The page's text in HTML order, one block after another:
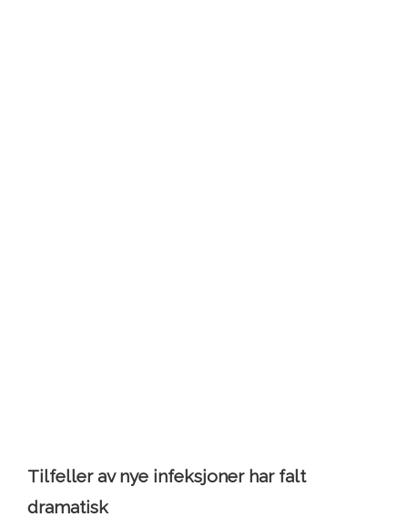
Tilfeller av nye infeksjoner har falt
dramatisk